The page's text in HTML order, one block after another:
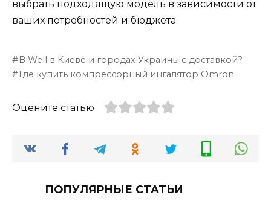
выбрать подходящую модель в зависимости от
ваших потребностей и бюджета.
B Well в Киеве и городах Украины с доставкой?
Где купить компрессорный ингалятор Omron
Оцените статью
ПОПУЛЯРНЫЕ СТАТЬИ